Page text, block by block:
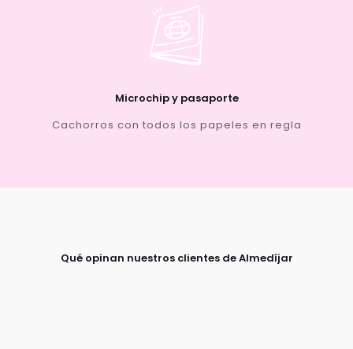
Microchip y pasaporte
Cachorros con todos los papeles en regla
Qué opinan nuestros clientes de Almedíjar